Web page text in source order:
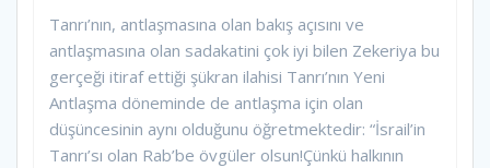
Tanrı’nın, antlaşmasına olan bakış açısını ve
antlaşmasına olan sadakatini çok iyi bilen Zekeriya bu
gerçeği itiraf ettiği şükran ilahisi Tanrı’nın Yeni
Antlaşma döneminde de antlaşma için olan
düşüncesinin aynı olduğunu öğretmektedir: “İsrail’in
Tanrı’sı olan Rab’be övgüler olsun!Çünkü halkının